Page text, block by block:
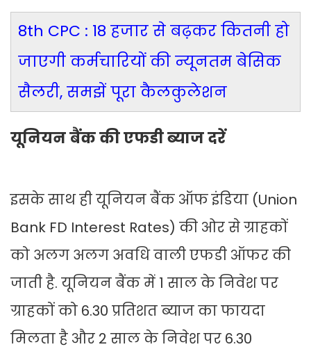
8th CPC : 18 हजार से बढ़कर कितनी हो
जाएगी कर्मचारियों की न्यूनतम बेसिक
सैलरी, समझें पूरा कैलकुलेशन
यूनियन बैंक की एफडी ब्याज दरें
इसके साथ ही यूनियन बैंक ऑफ इंडिया (Union
Bank FD Interest Rates) की ओर से ग्राहकों
को अलग अलग अवधि वाली एफडी ऑफर की
जाती है. यूनियन बैंक में 1 साल के निवेश पर
ग्राहकों को 6.30 प्रतिशत ब्याज का फायदा
मिलता है और 2 साल के निवेश पर 6.30